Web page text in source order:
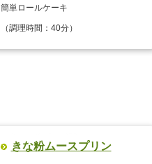
簡単ロールケーキ
（調理時間：40分）
きな粉ムースプリン